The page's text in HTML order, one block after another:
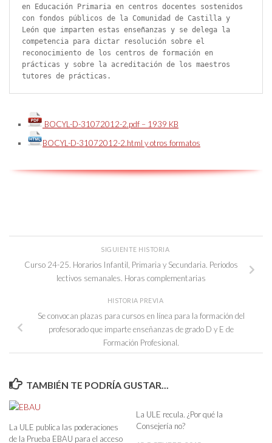
en Educación Primaria en centros docentes sostenidos
con fondos públicos de la Comunidad de Castilla y
León que imparten estas enseñanzas y se delega la
competencia para dictar resolución sobre el
reconocimiento de los centros de formación en
prácticas y sobre la acreditación de los maestros
tutores de prácticas.
BOCYL-D-31072012-2.pdf – 1939 KB
BOCYL-D-31072012-2.html y otros formatos
SIGUIENTE HISTORIA
Curso 24-25. Horarios Infantil, Primaria y Secundaria. Periodos
lectivos semanales. Horas complementarias
HISTORIA PREVIA
Se convocan plazas para cursos en línea para la formación del
profesorado que imparte enseñanzas de grado D y E de
Formación Profesional.
TAMBIÉN TE PODRÍA GUSTAR...
La ULE publica las poderaciones
de la Prueba EBAU para el acceso
La ULE recula. ¿Por qué la
Consejería no?